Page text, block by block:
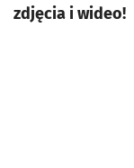
zdjęcia i wideo!